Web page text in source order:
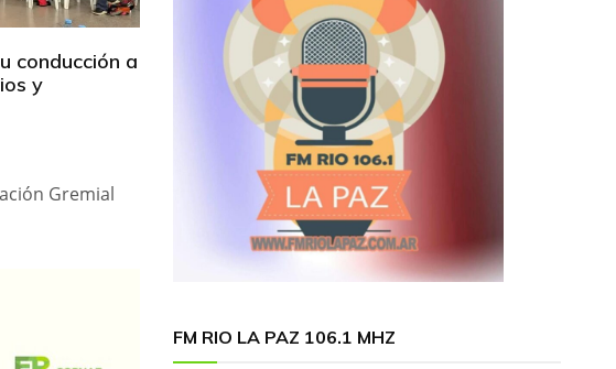
conducción a
y
Gremial
FM RIO LA PAZ 106.1 MHZ